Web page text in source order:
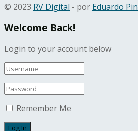
© 2023 RV Digital - por Eduardo
Welcome Back!
Login to your account below
Remember Me